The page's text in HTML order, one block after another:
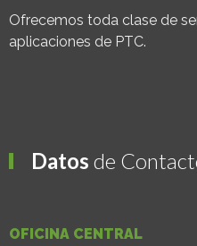
Ofrecemos toda clase de
aplicaciones de PTC.
Datos de
OFICINA CENTRAL